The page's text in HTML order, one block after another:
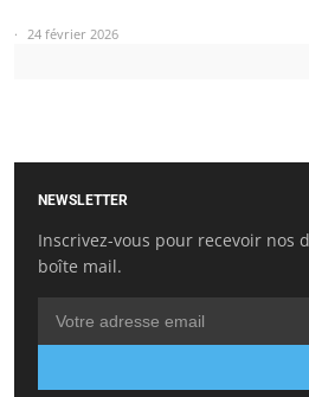
24 février 2026
NEWSLETTER
Inscrivez-vous pour recevoir nos
boîte mail.